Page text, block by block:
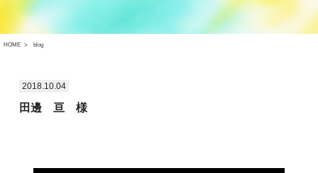
HOME blog
2018.10.04
田邊 亘 様